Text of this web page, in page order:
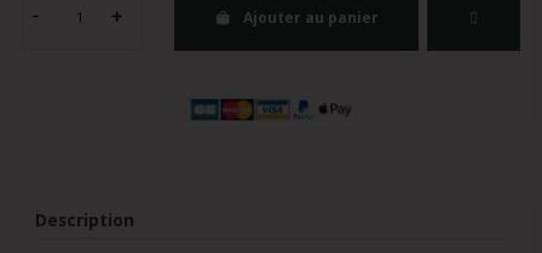
Ajouter au panier
Description